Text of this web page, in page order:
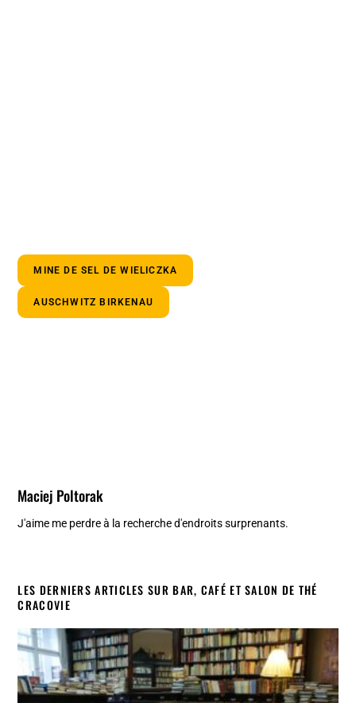
MINE DE SEL DE WIELICZKA
AUSCHWITZ BIRKENAU
Maciej Poltorak
J'aime me perdre à la recherche d'endroits surprenants.
LES DERNIERS ARTICLES SUR BAR, CAFÉ ET SALON DE THÉ
CRACOVIE